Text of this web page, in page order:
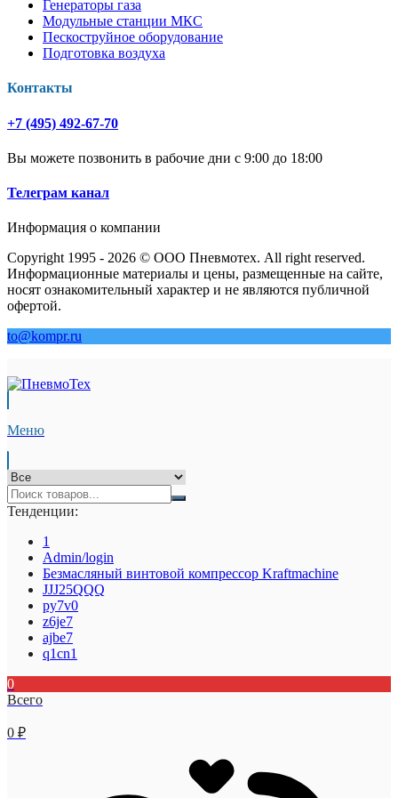
Генераторы газа
Модульные станции МКС
Пескоструйное оборудование
Подготовка воздуха
Контакты
+7 (495) 492-67-70
Вы можете позвонить в рабочие дни с 9:00 до 18:00
Телеграм канал
Информация о компании
Copyright 1995 - 2026 © ООО Пневмотех. All right reserved.
Информационные материалы и цены, размещенные на сайте,
носят ознакомительный характер и не являются публичной
офертой.
to@kompr.ru
Меню
Тенденции:
1
Admin/login
Безмасляный винтовой компрессор Kraftmaсhine
JJJ25QQQ
py7v0
z6je7
ajbe7
q1cn1
0
Всего
0 ₽